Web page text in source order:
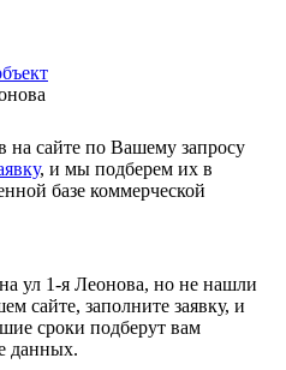
сайте по Вашему запросу
, и мы подберем их в
базе коммерческой
ул 1-я Леонова, но не нашли
сайте, заполните заявку, и
сроки подберут вам
данных.